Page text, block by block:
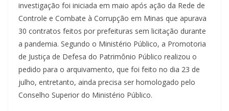
investigação foi iniciada em maio após ação da Rede de
Controle e Combate à Corrupção em Minas que apurava
30 contratos feitos por prefeituras sem licitação durante
a pandemia. Segundo o Ministério Público, a Promotoria
de Justiça de Defesa do Patrimônio Público realizou o
pedido para o arquivamento, que foi feito no dia 23 de
julho, entretanto, ainda precisa ser homologado pelo
Conselho Superior do Ministério Público.